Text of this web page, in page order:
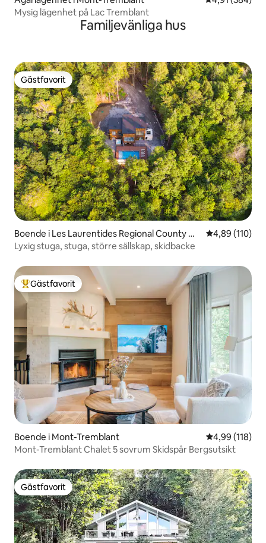
Mysig lägenhet på Lac Tremblant
Familjevänliga hus
Gästfavorit
Gästfavorit
Boende i Les Laurentides Regional County Mu
nicipality
4,89 av 5 i
4,89 (110)
Lyxig stuga, stuga, större sällskap, skidbacke
Populär gästfavorit
Gästfavorit
Boende i Mont-Tremblant 4,99 av 5 i
4,99 (118)
Mont-Tremblant Chalet 5 sovrum Skidspår Bergsutsikt
Gästfavorit
Gästfavorit